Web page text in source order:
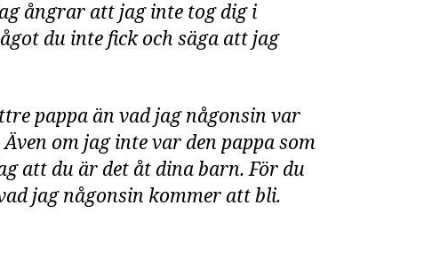
ångrar att jag inte tog dig i
du inte fick och säga att jag
pappa än vad jag någonsin var
om jag inte var den pappa som
att du är det åt dina barn. För du
jag någonsin kommer att bli.